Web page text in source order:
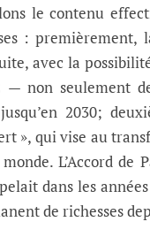
le contenu
: premièrement,
avec la
— non seulement
2030;
», qui vise au
L’Accord de
dans les
de richesses